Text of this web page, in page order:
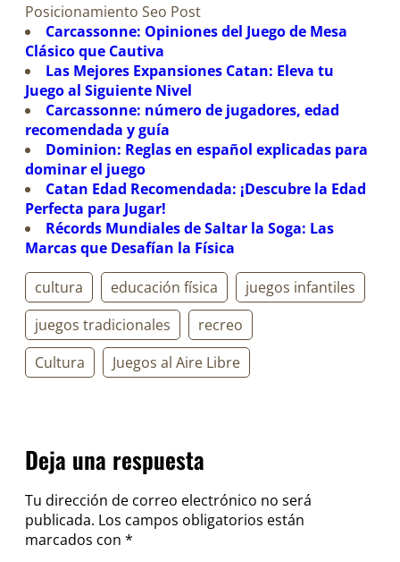
Posicionamiento Seo Post
Carcassonne: Opiniones del Juego de Mesa
Clásico que Cautiva
Las Mejores Expansiones Catan: Eleva tu
Juego al Siguiente Nivel
Carcassonne: número de jugadores, edad
recomendada y guía
Dominion: Reglas en español explicadas para
dominar el juego
Catan Edad Recomendada: ¡Descubre la Edad
Perfecta para Jugar!
Récords Mundiales de Saltar la Soga: Las
Marcas que Desafían la Física
cultura educación física
juegos infantiles
juegos tradicionales
recreo
Cultura
Juegos al Aire Libre
Deja una respuesta
Tu dirección de correo electrónico no será
publicada. Los campos obligatorios están
marcados con *